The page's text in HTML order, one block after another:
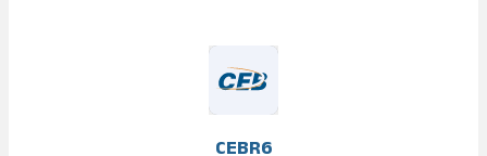
CEBR6